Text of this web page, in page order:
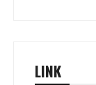
LINK